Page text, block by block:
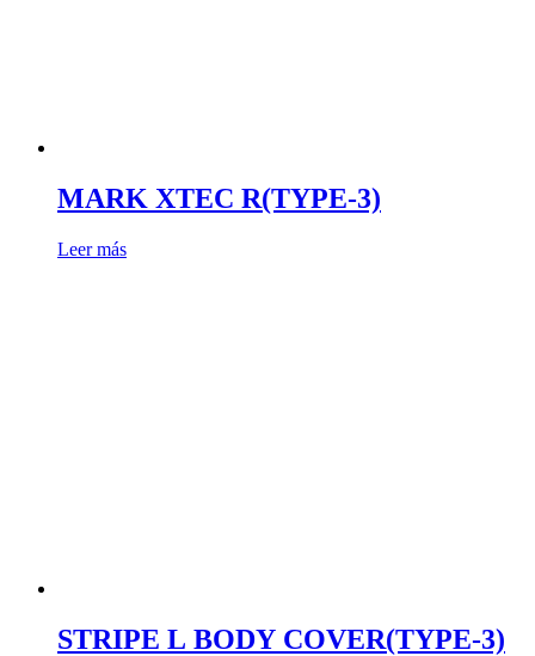
MARK XTEC R(TYPE-3)
Leer más
STRIPE L BODY COVER(TYPE-3)